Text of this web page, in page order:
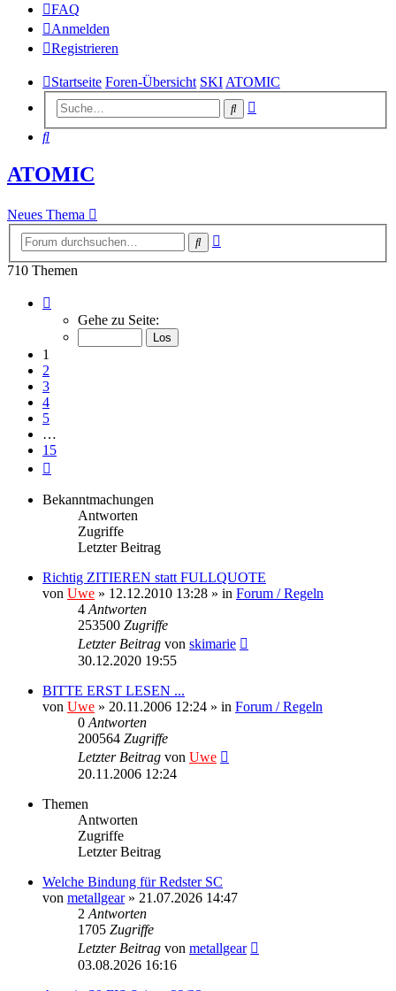
FAQ
Anmelden
Registrieren
Startseite Foren-Übersicht SKI ATOMIC
Suche
Suche
ATOMIC
Neues Thema
Suche
710 Themen
von
Gehe zu Seite:
1
2
3
4
5
…
15
Bekanntmachungen
Antworten
Zugriffe
Letzter Beitrag
Richtig ZITIEREN statt FULLQUOTE
von Uwe » 12.12.2010 13:28 » in Forum / Regeln
4 Antworten
253500 Zugriffe
Letzter Beitrag von skimarie
30.12.2020 19:55
BITTE ERST LESEN ...
von Uwe » 20.11.2006 12:24 » in Forum / Regeln
0 Antworten
200564 Zugriffe
Letzter Beitrag von Uwe
20.11.2006 12:24
Themen
Antworten
Zugriffe
Letzter Beitrag
Welche Bindung für Redster SC
von metallgear» 21.07.2026 14:47
2 Antworten
1705 Zugriffe
Letzter Beitrag von metallgear
03.08.2026 16:16